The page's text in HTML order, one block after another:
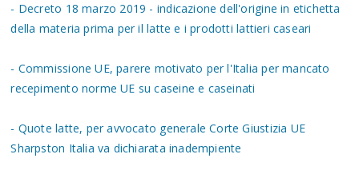
- Decreto 18 marzo 2019 - indicazione dell'origine in etichetta
della materia prima per il latte e i prodotti lattieri caseari
- Commissione UE, parere motivato per l'Italia per mancato
recepimento norme UE su caseine e caseinati
- Quote latte, per avvocato generale Corte Giustizia UE
Sharpston Italia va dichiarata inadempiente